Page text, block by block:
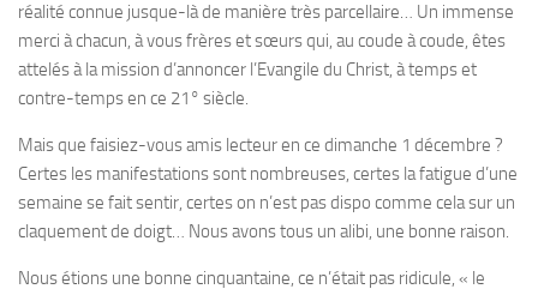
réalité connue jusque-là de manière très parcellaire… Un immense
merci à chacun, à vous frères et sœurs qui, au coude à coude, êtes
attelés à la mission d’annoncer l’Evangile du Christ, à temps et
contre-temps en ce 21° siècle.
Mais que faisiez-vous amis lecteur en ce dimanche 1 décembre ?
Certes les manifestations sont nombreuses, certes la fatigue d’une
semaine se fait sentir, certes on n’est pas dispo comme cela sur un
claquement de doigt… Nous avons tous un alibi, une bonne raison.
Nous étions une bonne cinquantaine, ce n’était pas ridicule, « le